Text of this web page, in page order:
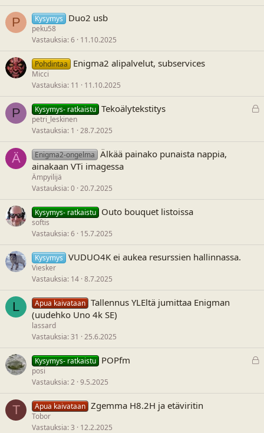
P Kysymys Duo2 usb
peku58
Vastauksia 6 11.10.2025
Pohdintaa Enigma2 alipalvelut, subservices
Micci
Vastauksia 11 11.10.2025
P
L
i
Kysymys- ratkaistu Tekoälytekstitys
petri_leskinen
Vastauksia 1 28.7.2025
Ä Enigma2-ongelma
Älkää painako punaista nappia,
ainakaan VTi imagessa
Ämpyilijä
Vastauksia 0 20.7.2025
Kysymys- ratkaistu Outo bouquet listoissa
softis
Vastauksia 6 15.7.2025
Kysymys VUDUO4K ei aukea resurssien hallinnassa.
Viesker
Vastauksia 14 8.7.2025
L Apua kaivataan Tallennus YLEltä jumittaa Enigman
(uudehko Uno 4k SE)
lassard
Vastauksia 31 25.6.2025
L
i
Kysymys- ratkaistu POPfm
posi
Vastauksia 2 9.5.2025
T Apua kaivataan Zgemma H8.2H ja etäviritin
Tobor
Vastauksia 3 12.2.2025